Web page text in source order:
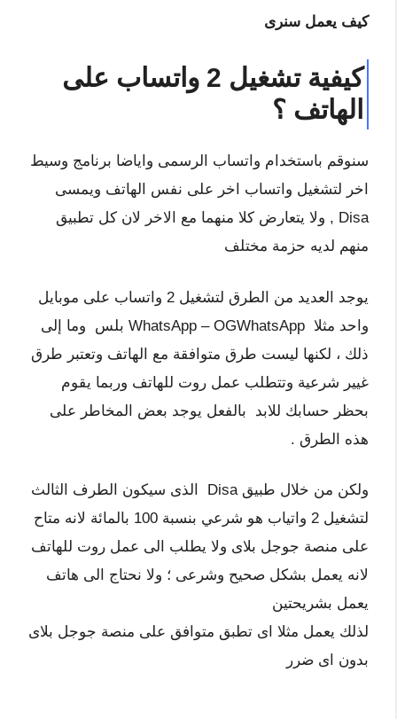
كيف يعمل سنرى
كيفية تشغيل 2 واتساب على
الهاتف ؟
سنوقم باستخدام واتساب الرسمى واياضا برنامج وسيط
اخر لتشغيل واتساب اخر على نفس الهاتف ويمسى
Disa , ولا يتعارض كلا منهما مع الاخر لان كل تطبيق
منهم لديه حزمة مختلف
يوجد العديد من الطرق لتشغيل 2 واتساب على موبايل
واحد مثلا
WhatsApp – OGWhatsApp بلس وما إلى
ذلك ، لكنها ليست طرق متوافقة مع الهاتف وتعتبر طرق
غيير شرعية وتتطلب عمل روت للهاتف وربما يقوم
بحظر حسابك للابد بالفعل يوجد بعض المخاطر على
هذه الطرق .
ولكن من خلال طبيق Disa الذى سيكون الطرف الثالث
لتشغيل 2 واتياب هو شرعي بنسبة 100 بالمائة لانه متاح
على منصة جوجل بلاى ولا يطلب الى عمل روت للهاتف
لانه يعمل بشكل صحيح وشرعى ؛ ولا نحتاج الى هاتف
يعمل بشريحتين
لذلك يعمل مثلا اى تطبق متوافق على منصة جوجل بلاى
بدون اى ضرر